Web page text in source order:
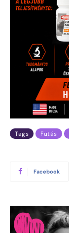
Tags Futás
Facebook